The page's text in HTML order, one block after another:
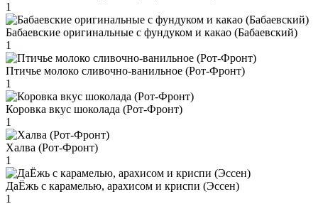
1
Бабаевские оригинальные с фундуком и какао (Бабаевский)
1
Птичье молоко сливочно-ванильное (Рот-Фронт)
1
Коровка вкус шоколада (Рот-Фронт)
1
Халва (Рот-Фронт)
1
ДаЁжь с карамелью, арахисом и криспи (Эссен)
1